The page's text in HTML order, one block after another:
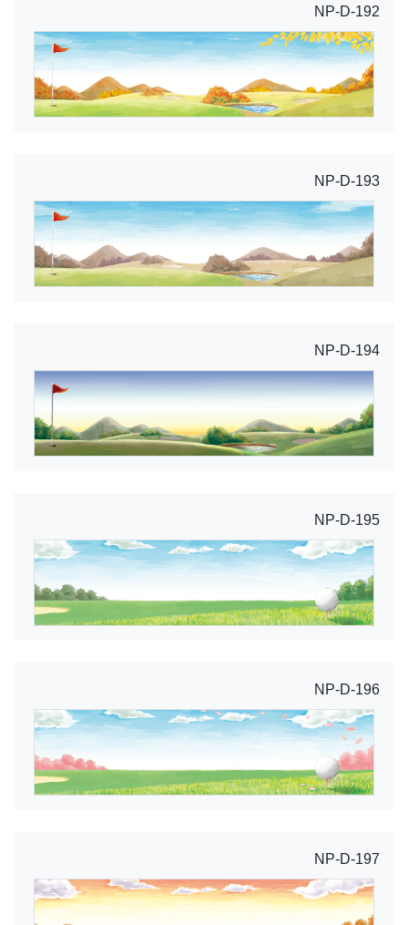
NP-D-192
NP-D-193
NP-D-194
NP-D-195
NP-D-196
NP-D-197